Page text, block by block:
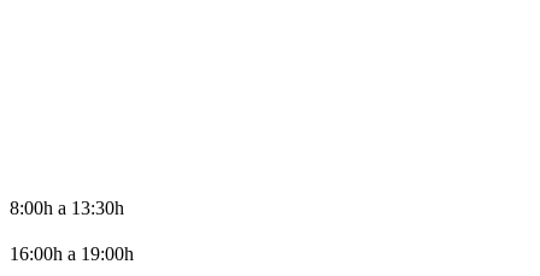
8:00h a 13:30h
16:00h a 19:00h